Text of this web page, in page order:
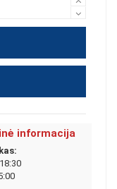
informacija